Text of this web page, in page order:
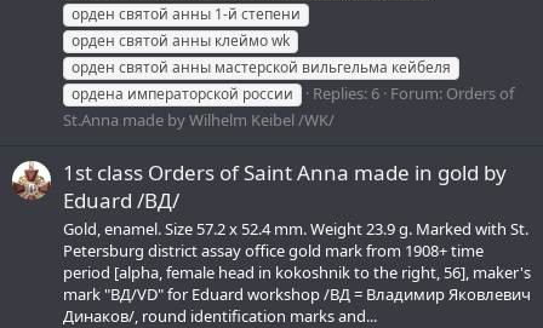
орден святой анны 1-й степени
орден святой анны клеймо wk
орден святой анны мастерской вильгельма кейбеля
ордена императорской россии
Replies: 6 Forum: Orders of
St.Anna made by Wilhelm Keibel /WK/
1st class Orders of Saint Anna made in gold by
Eduard /ВД/
Gold, enamel. Size 57.2 x 52.4 mm. Weight 23.9 g. Marked with St.
Petersburg district assay office gold mark from 1908+ time
period [alpha, female head in kokoshnik to the right, 56], maker's
mark "ВД/VD" for Eduard workshop /ВД = Владимир Яковлевич
Динаков/, round identification marks and...